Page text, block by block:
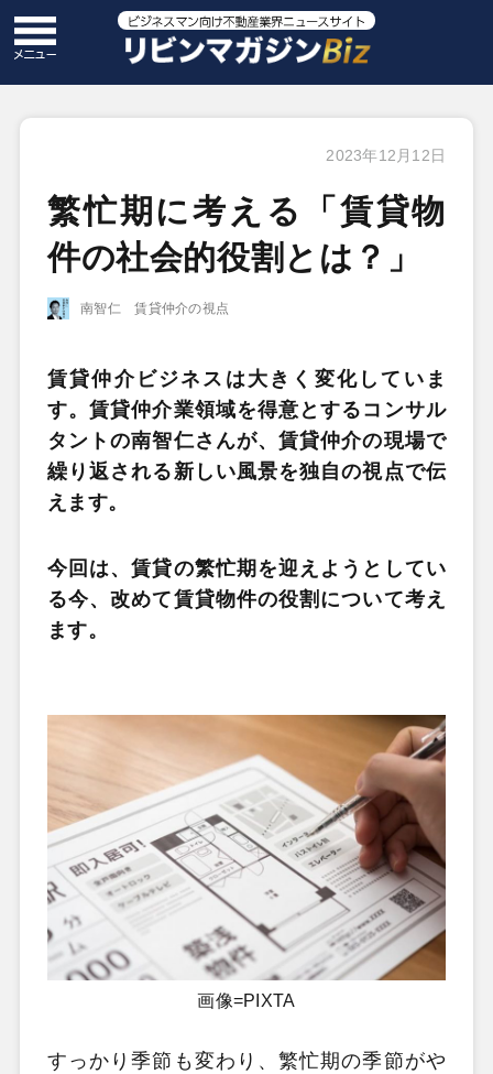
2023年12月12日
繁忙期に考える「賃貸物
件の社会的役割とは？」
南智仁 賃貸仲介の視点
賃貸仲介ビジネスは大きく変化していま
す。賃貸仲介業領域を得意とするコンサル
タントの南智仁さんが、賃貸仲介の現場で
繰り返される新しい風景を独自の視点で伝
えます。
今回は、賃貸の繁忙期を迎えようとしてい
る今、改めて賃貸物件の役割について考え
ます。
画像=PIXTA
すっかり季節も変わり、繁忙期の季節がや